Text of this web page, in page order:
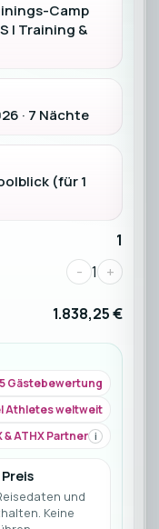
Camp
| Training &
· 7 Nächte
(für 1
1
- 1 +
1.838,25 €
Gästebewertung
Athletes weltweit
& ATHX Partner i
und
Keine